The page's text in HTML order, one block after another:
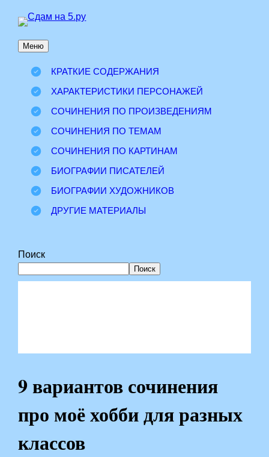
Перейти
содержимому
Меню
КРАТКИЕ СОДЕРЖАНИЯ
ХАРАКТЕРИСТИКИ ПЕРСОНАЖЕЙ
СОЧИНЕНИЯ ПО ПРОИЗВЕДЕНИЯМ
СОЧИНЕНИЯ ПО ТЕМАМ
СОЧИНЕНИЯ ПО КАРТИНАМ
БИОГРАФИИ ПИСАТЕЛЕЙ
БИОГРАФИИ ХУДОЖНИКОВ
ДРУГИЕ МАТЕРИАЛЫ
Поиск
Поиск
9 вариантов сочинения
про моё хобби для разных
классов